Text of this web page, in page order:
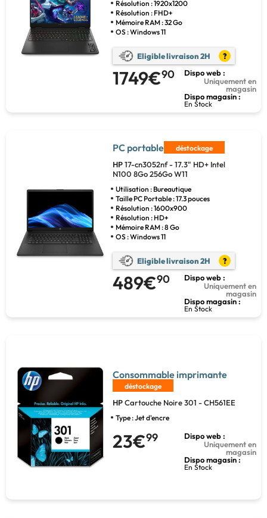
Résolution : 1920x1200
Résolution : FHD+
Mémoire RAM : 32 Go
OS : Windows 11
Eligible livraison 2H ?
1749€90
Dispo web :
Uniquement en
magasin
Dispo magasin :
En Stock
PC portable déstockage
HP17-cn3052nf - 17.3" HD+ Intel
N100 8Go 256Go W11
Utilisation : Bureautique
Taille PC Portable : 17.3 pouces
Résolution : 1600x900
Résolution : HD+
Mémoire RAM : 8 Go
OS : Windows 11
Eligible livraison 2H ?
489€90
Dispo web :
Uniquement en
magasin
Dispo magasin :
En Stock
Consommable imprimante
déstockage
HPCartouche Noire 301 - CH561EE
Type : Jet d'encre
23€99
Dispo web :
Uniquement en
magasin
Dispo magasin :
En Stock